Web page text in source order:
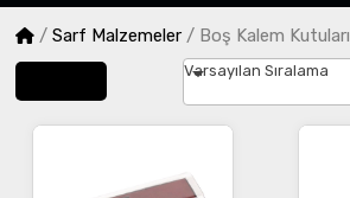
/ Sarf Malzemeler/ Boş Kalem Kutuları
Varsayılan Sıralama